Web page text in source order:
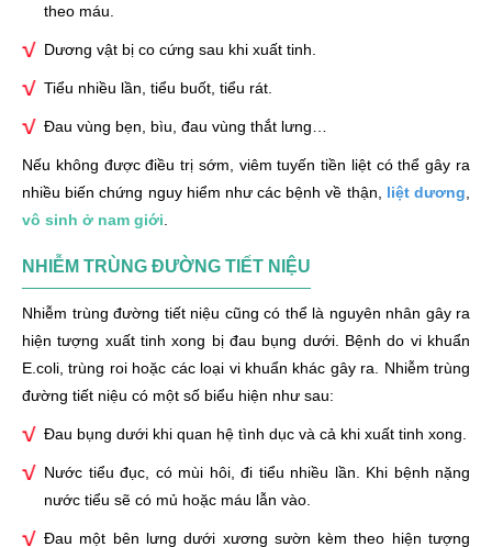
theo máu.
Dương vật bị co cứng sau khi xuất tinh.
Tiểu nhiều lần, tiểu buốt, tiểu rát.
Đau vùng bẹn, bìu, đau vùng thắt lưng…
Nếu không được điều trị sớm, viêm tuyến tiền liệt có thể gây ra
nhiều biến chứng nguy hiểm như các bệnh về thận, liệt dương
vô sinh ở nam giới
NHIỄM TRÙNG ĐƯỜNG TIẾT NIỆU
Nhiễm trùng đường tiết niệu cũng có thể là nguyên nhân gây ra
hiện tượng xuất tinh xong bị đau bụng dưới. Bệnh do vi khuẩn
E.coli, trùng roi hoặc các loại vi khuẩn khác gây ra. Nhiễm trùng
đường tiết niệu có một số biểu hiện như sau:
Đau bụng dưới khi quan hệ tình dục và cả khi xuất tinh xong.
Nước tiểu đục, có mùi hôi, đi tiểu nhiều lần. Khi bệnh nặng
nước tiểu sẽ có mủ hoặc máu lẫn vào.
Đau một bên lưng dưới xương sườn kèm theo hiện tượng